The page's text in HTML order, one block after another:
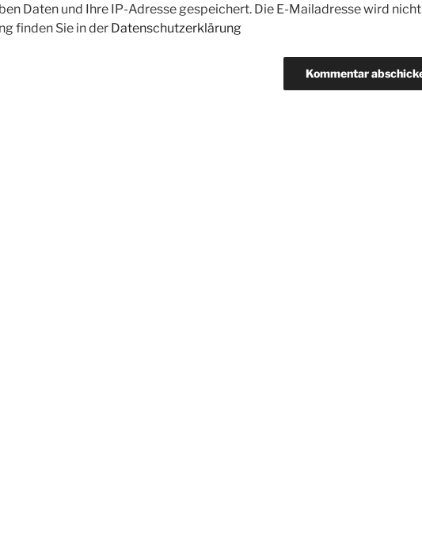
Daten und Ihre IP-Adresse gespeichert. Die E-Mailadresse wird nicht
finden Sie in der Datenschutzerklärung